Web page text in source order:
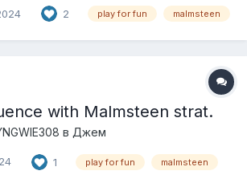
2 play for fun malmsteen
with Malmsteen strat.
в Джем
1 play for fun malmsteen